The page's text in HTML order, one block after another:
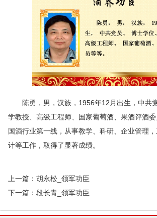
陈勇，男，汉族，1956年12月出生，中共
学教授、高级工程师、国家葡萄酒、果酒评酒
国酒行业第一线，从事教学、科研、企业管理
计等工作，取得了显著成绩。
上一篇： 胡永松_领军功臣
下一篇： 段长青_领军功臣